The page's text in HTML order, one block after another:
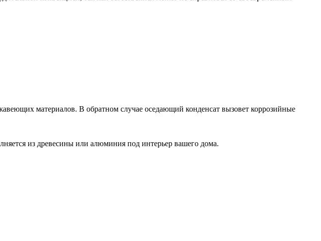
материалов. В обратном случае оседающий конденсат вызовет коррозийные
из древесины или алюминия под интерьер вашего дома.